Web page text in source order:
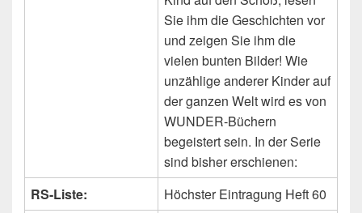
Sie ihm die Geschichten vor
und zeigen Sie ihm die
vielen bunten Bilder! Wie
unzählige anderer Kinder auf
der ganzen Welt wird es von
WUNDER-Büchern
begeistert sein. In der Serie
sind bisher erschienen:
RS-Liste:
Höchster Eintragung Heft 60